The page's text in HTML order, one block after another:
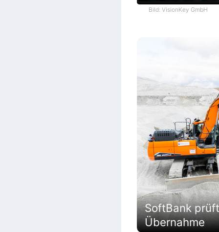
Bild: VisionKey GmbH
SoftBank
Übernahme